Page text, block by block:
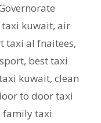
kuwait,air
taxi al fnaitees,
, best taxi
kuwait, clean
to door taxi
family taxi